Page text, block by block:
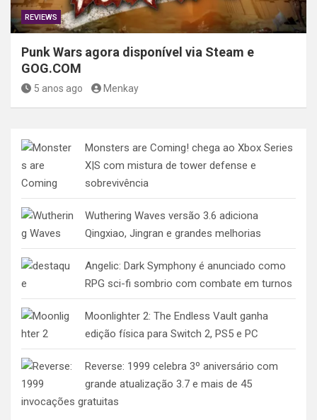
REVIEWS
Punk Wars agora disponível via Steam e
GOG.COM
5 anos ago Menkay
Monsters are Coming! chega ao Xbox Series
X|S com mistura de tower defense e
sobrevivência
Wuthering Waves versão 3.6 adiciona
Qingxiao, Jingran e grandes melhorias
Angelic: Dark Symphony é anunciado como
RPG sci-fi sombrio com combate em turnos
Moonlighter 2: The Endless Vault ganha
edição física para Switch 2, PS5 e PC
Reverse: 1999 celebra 3º aniversário com
grande atualização 3.7 e mais de 45
invocações gratuitas